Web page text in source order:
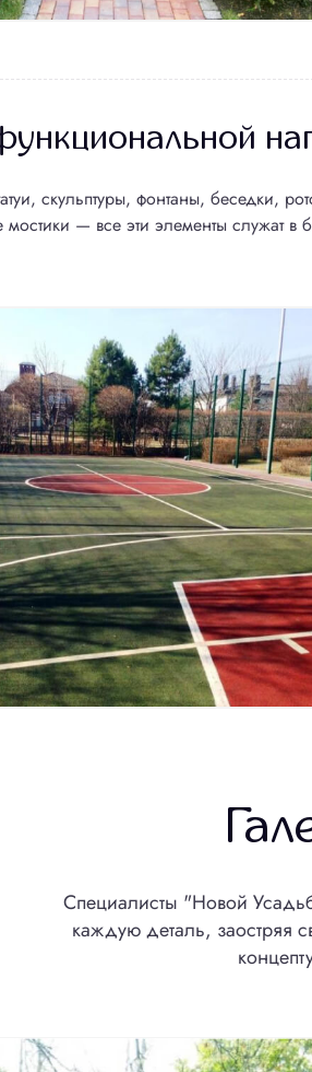
Цена 1 м² дорожки
и водоемов
террасы на набережной
Устройство газона
Устройство цветников
скульптуры, фонтаны, беседки,
мостики — все эти элементы служат
Специалисты "Новой
каждую деталь, заостряя